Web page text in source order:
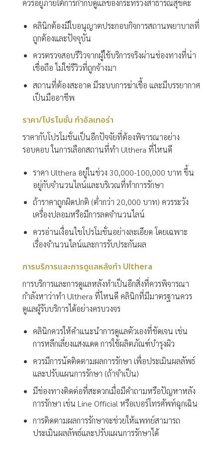
ควรอยู่ภายใต้การกำกับดูแลของกระทรวงสาธารณสุขค่ะ
คลินิกต้องมีใบอนุญาตประกอบกิจการสถานพยาบาลที่
ถูกต้องและปัจจุบัน
ควรตรวจสอบรีวิวจากผู้ใช้บริการจริงผ่านช่องทางที่น่า
เชื่อถือ ไม่ใช่รีวิวที่ถูกจ้างมา
สถานที่ต้องสะอาด มีระบบการฆ่าเชื้อ และมีบรรยากาศ
เป็นมืออาชีพ
ราคา/โปรโมชั่น ทำอัลเทอร่า
ราคากับโปรโมชั่นเป็นอีกปัจจัยที่ต้องพิจารณาอย่าง
รอบคอบ ในการเลือกสถานที่ทำ Ulthera ที่ไหนดี
ราคา Ulthera อยู่ในช่วง 30,000-100,000 บาท ขึ้น
อยู่กับจำนวนไลน์และบริเวณที่ทำการรักษา
ถ้าราคาถูกผิดปกติ (ต่ำกว่า 20,000 บาท) ควรระวัง
เครื่องปลอมหรือมีการลดจำนวนไลน์
ควรอ่านเงื่อนไขโปรโมชั่นอย่างละเอียด โดยเฉพาะ
เรื่องจำนวนไลน์และการรับประกันผล
การบริการและการดูแลหลังทำ Ulthera
การบริการและการดูแลหลังทำเป็นอีกสิ่งที่ควรพิจารณา
กำลังหาว่าทำ Ulthera ที่ไหนดี คลินิกที่มีมาตรฐานควร
ดูแลผู้รับบริการได้อย่างครบวงจร
คลินิกควรให้คำแนะนำการดูแลตัวเองที่ชัดเจน เช่น
การหลีกเลี่ยงแสงแดด การใช้ผลิตภัณฑ์บำรุงผิว
ควรมีการนัดติดตามผลการรักษา เพื่อประเมินผลลัพธ์
และปรับแผนการรักษา (ถ้าจำเป็น)
มีช่องทางติดต่อที่สะดวกเมื่อมีคำถามหรือปัญหาหลัง
การรักษา เช่น Line Official หรือเบอร์โทรศัพท์ฉุกเฉิน
การติดตามผลการรักษาจะช่วยให้แพทย์สามารถ
ประเมินผลลัพธ์และปรับแผนการรักษาได้